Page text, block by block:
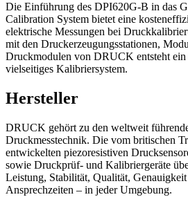
Die Einführung des DPI620G-B in das
Calibration System bietet eine
elektrische Messungen bei
mit den Druckerzeugungsstationen,
Druckmodulen von DRUCK entsteht ein
vielseitiges Kalibriersystem.
Hersteller
DRUCK gehört zu den weltweit
Druckmesstechnik. Die vom britischen
entwickelten piezoresistiven
sowie Druckprüf- und Kalibriergeräte
Leistung, Stabilität, Qualität,
Ansprechzeiten – in jeder Umgebung.